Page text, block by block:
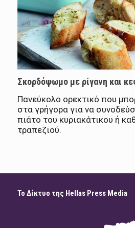
Σκορδόψωμο με ρίγανη και
Πανεύκολο ορεκτικό που
στα γρήγορα για να
πιάτο του κυριακάτικου ή
τραπεζιού.
Το Δίκτυο της Hellas Press Media